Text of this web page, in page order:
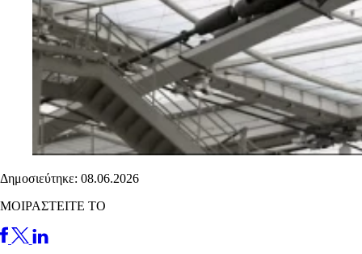
Δημοσιεύτηκε: 08.06.2026
ΜΟΙΡΑΣΤΕΙΤΕ ΤΟ